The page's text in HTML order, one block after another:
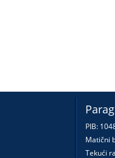
PIB:
Matični
Tekući